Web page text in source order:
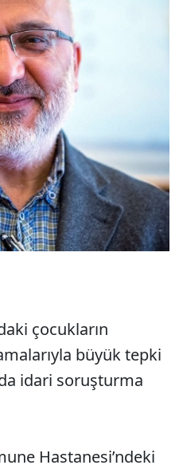
çocukların
büyük tepki
idari soruşturma
Hastanesi’ndeki